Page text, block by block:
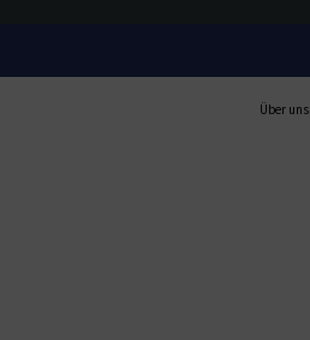
Über uns